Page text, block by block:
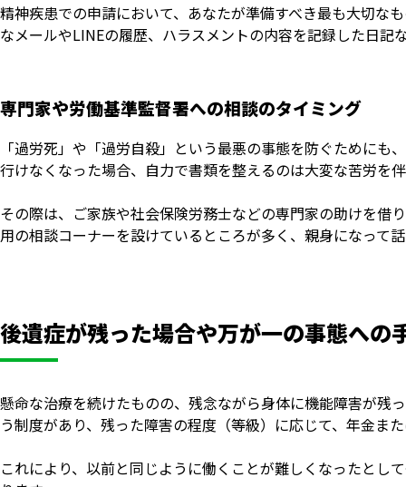
精神疾患での申請において、あなたが準備すべき最も大切な
なメールやLINEの履歴、ハラスメントの内容を記録した日記
専門家や労働基準監督署への相談のタイミング
「過労死」や「過労自殺」という最悪の事態を防ぐために
行けなくなった場合、自力で書類を整えるのは大変な苦労を
その際は、ご家族や社会保険労務士などの専門家の助けを借
用の相談コーナーを設けているところが多く、親身になって
後遺症が残った場合や万が一の事態への
懸命な治療を続けたものの、残念ながら身体に機能障害が残
う制度があり、残った障害の程度（等級）に応じて、年金ま
これにより、以前と同じように働くことが難しくなったとし